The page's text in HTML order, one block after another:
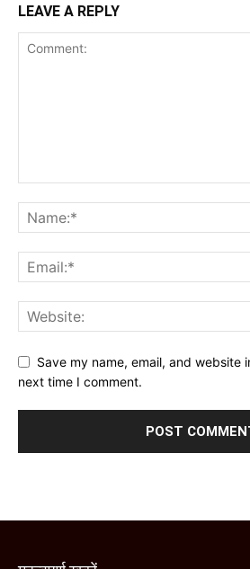
LEAVE A REPLY
Save my name, email, and website
next time I comment.